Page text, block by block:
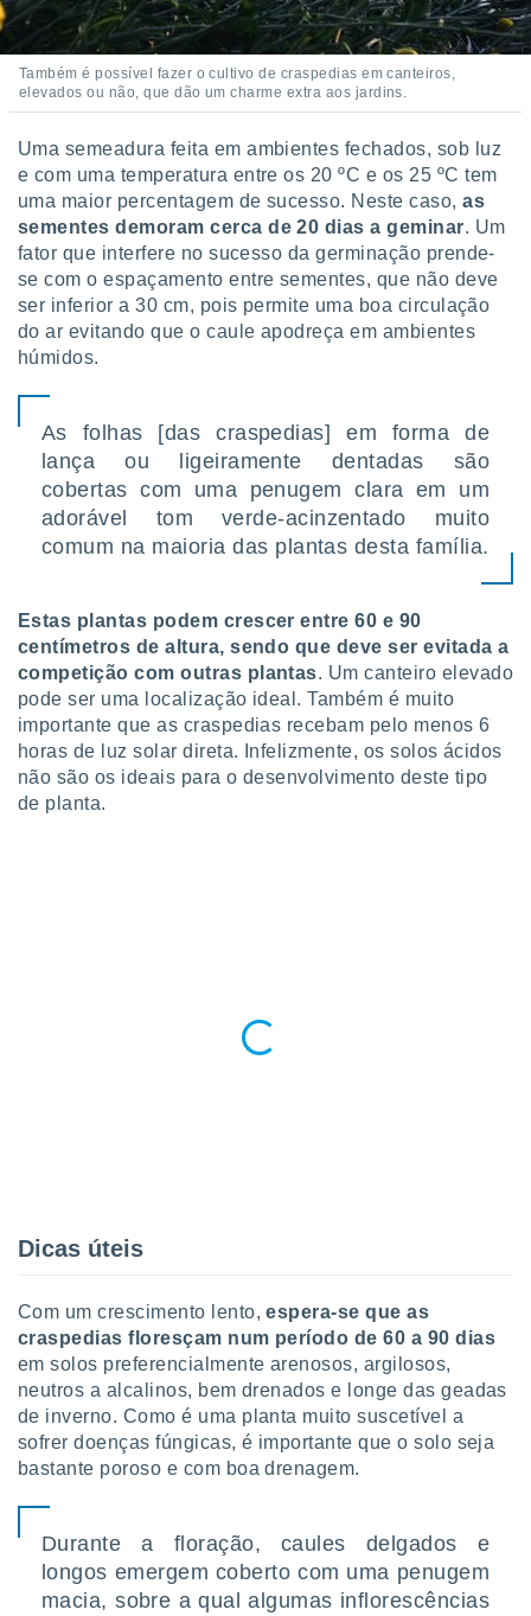
utilizar
da
medir o
dos
os
ou
fontes,
e melhorar
dados
através
estudos
Também é possível fazer o cultivo de craspedias em canteiros,
elevados ou não, que dão um charme extra aos jardins.
Uma semeadura feita em ambientes fechados, sob luz
e com uma temperatura entre os 20 ºC e os 25 ºC tem
uma maior percentagem de sucesso. Neste caso,as
sementes demoram cerca de 20 dias a geminar. Um
fator que interfere no sucesso da germinação prende-
se com o espaçamento entre sementes, que não deve
ser inferior a 30 cm, pois permite uma boa circulação
do ar evitando que o caule apodreça em ambientes
húmidos.
As folhas [das craspedias] em forma de
lança ou ligeiramente dentadas são
cobertas com uma penugem clara em um
adorável tom verde-acinzentado muito
comum na maioria das plantas desta família.
Estas plantas podem crescer entre 60 e 90
centímetros de altura, sendo que deve ser evitada a
competição com outras plantas. Um canteiro elevado
pode ser uma localização ideal. Também é muito
importante que as craspedias recebam pelo menos 6
horas de luz solar direta. Infelizmente, os solos ácidos
não são os ideais para o desenvolvimento deste tipo
de planta.
Dicas úteis
Com um crescimento lento,espera-se que as
craspedias floresçam num período de 60 a 90 dias
em solos preferencialmente arenosos, argilosos,
neutros a alcalinos, bem drenados e longe das geadas
de inverno. Como é uma planta muito suscetível a
sofrer doenças fúngicas, é importante que o solo seja
bastante poroso e com boa drenagem.
Durante a floração, caules delgados e
longos emergem coberto com uma penugem
macia, sobre a qual algumas inflorescências